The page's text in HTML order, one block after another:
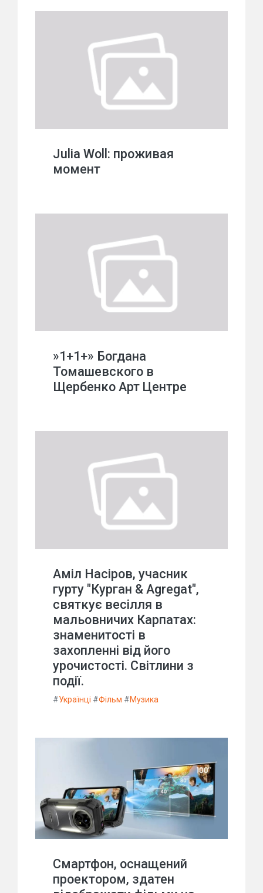
Julia Woll: проживая
момент
»1+1+» Богдана
Томашевского в
Щербенко Арт Центре
Аміл Насіров, учасник
гурту "Курган & Agregat",
святкує весілля в
мальовничих Карпатах:
знаменитості в
захопленні від його
урочистості. Світлини з
події.
#Українці #Фільм #Музика
Смартфон, оснащений
проектором, здатен